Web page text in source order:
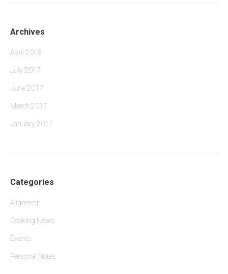
Archives
April 2018
July 2017
June 2017
March 2017
January 2017
Categories
Allgemein
Cooking News
Events
Personal Notes